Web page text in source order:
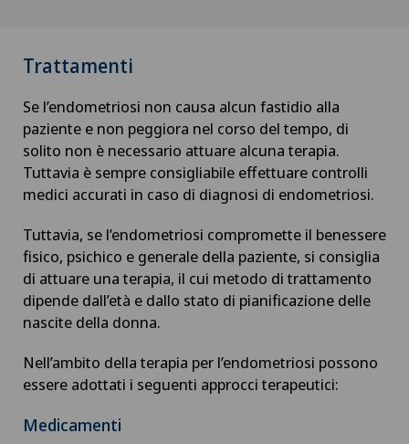
Disfunzione erettile
Dispositivi medici personalizzati
Disturbi dell'eiaculazione
Dolore al tallone
Dolore muscolo-scheletrico
Drenaggio linfatico
Ematologia
Trattamenti
Se l’endometriosi non causa alcun fastidio alla
paziente e non peggiora nel corso del tempo, di
solito non è necessario attuare alcuna terapia.
Tuttavia è sempre consigliabile effettuare controlli
medici accurati in caso di diagnosi di endometriosi.
Tuttavia, se l’endometriosi compromette il benessere
fisico, psichico e generale della paziente, si consiglia
di attuare una terapia, il cui metodo di trattamento
dipende dall’età e dallo stato di pianificazione delle
nascite della donna.
Nell’ambito della terapia per l’endometriosi possono
essere adottati i seguenti approcci terapeutici:
Medicamenti